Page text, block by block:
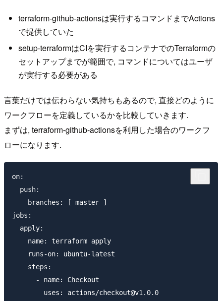
terraform-github-actionsは実行するコマンドまでActions
で提供していた
setup-terraformはCIを実行するコンテナでのTerraformの
セットアップまでが範囲で, コマンドについてはユーザ
が実行する必要がある
言葉だけでは伝わらない気持ちもあるので, 直接どのように
ワークフローを定義しているかを比較していきます.
まずは, terraform-github-actionsを利用した場合のワークフ
ローになります.
on:
  push:
    branches: [ master ]
jobs:
  apply:
    name: terraform apply
    runs-on: ubuntu-latest
    steps:
      - name: Checkout
        uses: actions/checkout@v1.0.0